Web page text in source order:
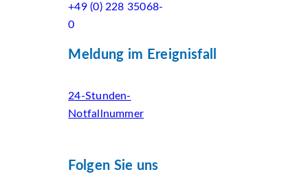
+49 (0) 228 35068-
0
Meldung im Ereignisfall
24-Stunden-
Notfallnummer
Folgen Sie uns